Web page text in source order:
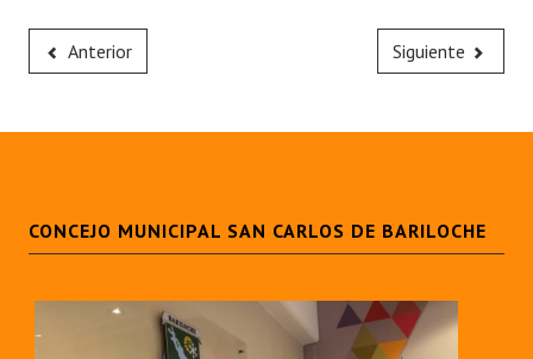
Anterior Siguiente
CONCEJO MUNICIPAL SAN CARLOS DE BARILOCHE